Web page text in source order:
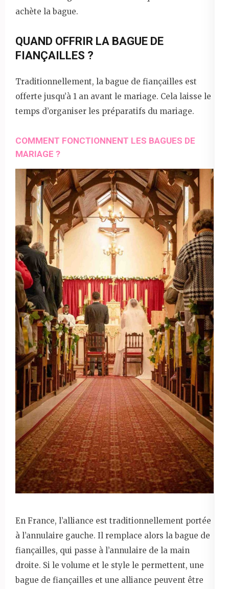
achète la bague.
QUAND OFFRIR LA BAGUE DE
FIANÇAILLES ?
Traditionnellement, la bague de fiançailles est
offerte jusqu’à 1 an avant le mariage. Cela laisse le
temps d’organiser les préparatifs du mariage.
COMMENT FONCTIONNENT LES BAGUES DE
MARIAGE ?
En France, l’alliance est traditionnellement portée
à l’annulaire gauche. Il remplace alors la bague de
fiançailles, qui passe à l’annulaire de la main
droite. Si le volume et le style le permettent, une
bague de fiançailles et une alliance peuvent être